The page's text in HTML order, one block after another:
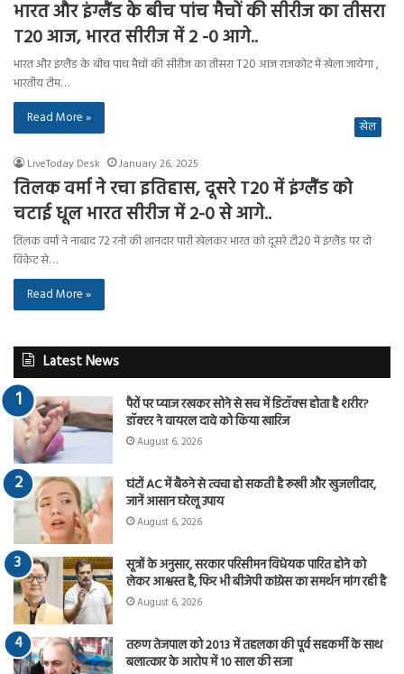
भारत और इंग्लैंड के बीच पांच मैचों की सीरीज का तीसरा
T20 आज, भारत सीरीज में 2 -0 आगे..
भारत और इंग्लैंड के बीच पांच मैचों की सीरीज का तीसरा T20 आज राजकोट में खेला जायेगा ,
भारतीय टीम…
Read More »
खेल
LiveToday Desk January 26, 2025
तिलक वर्मा ने रचा इतिहास, दूसरे T20 में इंग्लैंड को
चटाई धूल भारत सीरीज में 2-0 से आगे..
तिलक वर्मा ने नाबाद 72 रनों की शानदार पारी खेलकर भारत को दूसरे टी20 में इंग्लैंड पर दो
विकेट से…
Read More »
Latest News
पैरों पर प्याज रखकर सोने से सच में डिटॉक्स होता है शरीर?
डॉक्टर ने वायरल दावे को किया खारिज
August 6, 2026
घंटों AC में बैठने से त्वचा हो सकती है रूखी और खुजलीदार,
जानें आसान घरेलू उपाय
August 6, 2026
सूत्रों के अनुसार, सरकार परिसीमन विधेयक पारित होने को
लेकर आश्वस्त है, फिर भी बीजेपी कांग्रेस का समर्थन मांग रही है
August 6, 2026
तरुण तेजपाल को 2013 में तहलका की पूर्व सहकर्मी के साथ
बलात्कार के आरोप में 10 साल की सजा